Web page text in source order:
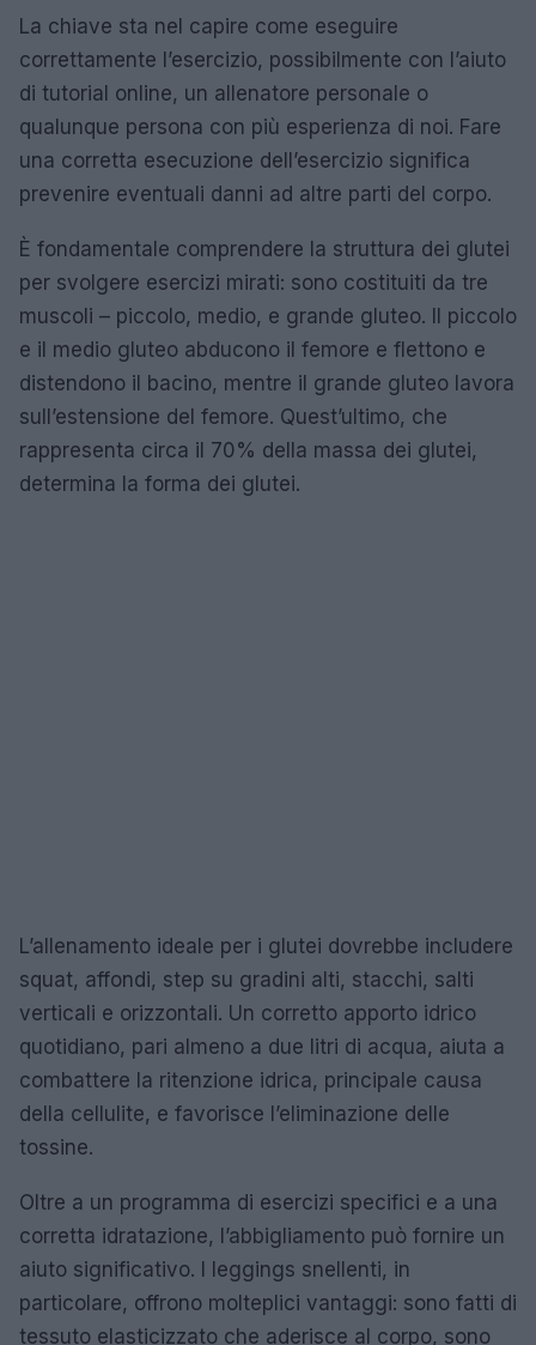
La chiave sta nel capire come eseguire
correttamente l’esercizio, possibilmente con l’aiuto
di tutorial online, un allenatore personale o
qualunque persona con più esperienza di noi. Fare
una corretta esecuzione dell’esercizio significa
prevenire eventuali danni ad altre parti del corpo.
È fondamentale comprendere la struttura dei glutei
per svolgere esercizi mirati: sono costituiti da tre
muscoli – piccolo, medio, e grande gluteo. Il piccolo
e il medio gluteo abducono il femore e flettono e
distendono il bacino, mentre il grande gluteo lavora
sull’estensione del femore. Quest’ultimo, che
rappresenta circa il 70% della massa dei glutei,
determina la forma dei glutei.
L’allenamento ideale per i glutei dovrebbe includere
squat, affondi, step su gradini alti, stacchi, salti
verticali e orizzontali. Un corretto apporto idrico
quotidiano, pari almeno a due litri di acqua, aiuta a
combattere la ritenzione idrica, principale causa
della cellulite, e favorisce l’eliminazione delle
tossine.
Oltre a un programma di esercizi specifici e a una
corretta idratazione, l’abbigliamento può fornire un
aiuto significativo. I leggings snellenti, in
particolare, offrono molteplici vantaggi: sono fatti di
tessuto elasticizzato che aderisce al corpo, sono